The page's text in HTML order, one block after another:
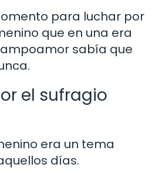
para luchar por
que en una era
sabía que
el sufragio
era un tema
días.